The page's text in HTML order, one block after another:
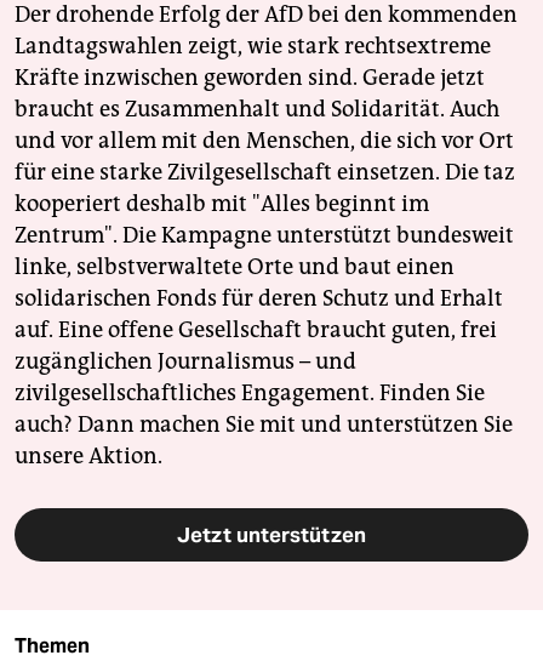
Der drohende Erfolg der AfD bei den kommenden
Landtagswahlen zeigt, wie stark rechtsextreme
Kräfte inzwischen geworden sind. Gerade jetzt
braucht es Zusammenhalt und Solidarität. Auch
und vor allem mit den Menschen, die sich vor Ort
für eine starke Zivilgesellschaft einsetzen. Die taz
kooperiert deshalb mit "Alles beginnt im
Zentrum". Die Kampagne unterstützt bundesweit
linke, selbstverwaltete Orte und baut einen
solidarischen Fonds für deren Schutz und Erhalt
auf. Eine offene Gesellschaft braucht guten, frei
zugänglichen Journalismus – und
zivilgesellschaftliches Engagement. Finden Sie
auch? Dann machen Sie mit und unterstützen Sie
unsere Aktion.
Jetzt unterstützen
Themen